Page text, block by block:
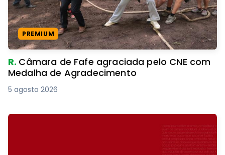
PREMIUM
R. Câmara de Fafe agraciada pelo CNE com
Medalha de Agradecimento
5 agosto 2026